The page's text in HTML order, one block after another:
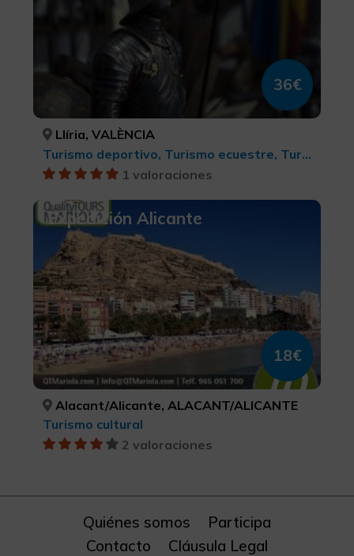
36€
Llíria, VALÈNCIA
Turismo deportivo, Turismo ecuestre, Turismo cultural
1 valoraciones
Expedición Alicante
18€
Alacant/Alicante, ALACANT/ALICANTE
Turismo cultural
2 valoraciones
Quiénes somos
Participa
Contacto
Cláusula Legal